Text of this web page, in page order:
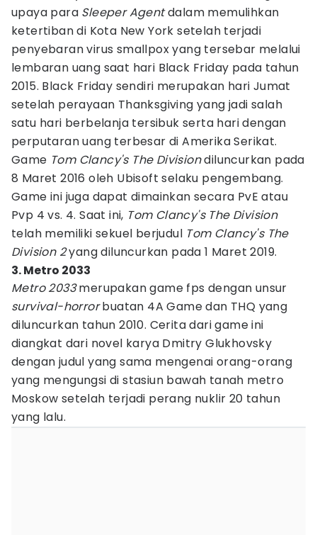
upaya para Sleeper Agentdalam memulihkan
ketertiban di Kota New York setelah terjadi
penyebaran virus smallpox yang tersebar melalui
lembaran uang saat hari Black Friday pada tahun
2015. Black Friday sendiri merupakan hari Jumat
setelah perayaan Thanksgiving yang jadi salah
satu hari berbelanja tersibuk serta hari dengan
perputaran uang terbesar di Amerika Serikat.
Game Tom Clancy's The Divisiondiluncurkan pada
8 Maret 2016 oleh Ubisoft selaku pengembang.
Game ini juga dapat dimainkan secara PvE atau
Pvp 4 vs. 4. Saat ini, Tom Clancy's The Division
telah memiliki sekuel berjudul Tom Clancy's The
Division 2yang diluncurkan pada 1 Maret 2019.
3. Metro 2033
Metro 2033merupakan game fps dengan unsur
survival-horrorbuatan 4A Game dan THQ yang
diluncurkan tahun 2010. Cerita dari game ini
diangkat dari novel karya Dmitry Glukhovsky
dengan judul yang sama mengenai orang-orang
yang mengungsi di stasiun bawah tanah metro
Moskow setelah terjadi perang nuklir 20 tahun
yang lalu.